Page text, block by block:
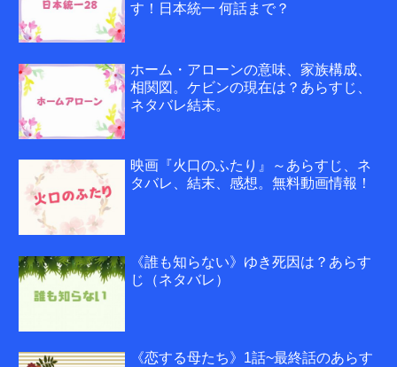
す！日本統一 何話まで？
ホーム・アローンの意味、家族構成、
相関図。ケビンの現在は？あらすじ、
ネタバレ結末。
映画『火口のふたり』～あらすじ、ネ
タバレ、結末、感想。無料動画情報！
《誰も知らない》ゆき死因は？あらす
じ（ネタバレ）
《恋する母たち》1話~最終話のあらす